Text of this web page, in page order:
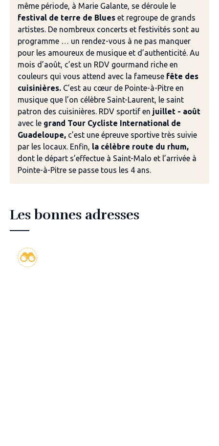
même période, à Marie Galante, se déroule le
festival de terre de Blues et regroupe de grands
artistes. De nombreux concerts et festivités sont au
programme … un rendez-vous à ne pas manquer
pour les amoureux de musique et d’authenticité. Au
mois d’août, c’est un RDV gourmand riche en
couleurs qui vous attend avec la fameuse fête des
cuisinières. C’est au cœur de Pointe-à-Pitre en
musique que l’on célèbre Saint-Laurent, le saint
patron des cuisinières. RDV sportif en juillet - août
avec le grand Tour Cycliste International de
Guadeloupe, c’est une épreuve sportive très suivie
par les locaux. Enfin, la célèbre route du rhum,
dont le départ s’effectue à Saint-Malo et l’arrivée à
Pointe-à-Pitre se passe tous les 4 ans.
Les bonnes adresses